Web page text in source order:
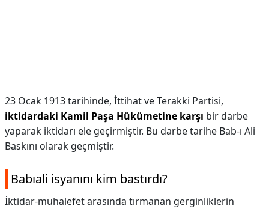
23 Ocak 1913 tarihinde, İttihat ve Terakki Partisi,
iktidardaki Kamil Paşa Hükümetine karşı bir darbe
yaparak iktidarı ele geçirmiştir. Bu darbe tarihe Bab-ı Ali
Baskını olarak geçmiştir.
Babıali isyanını kim bastırdı?
İktidar-muhalefet arasında tırmanan gerginliklerin